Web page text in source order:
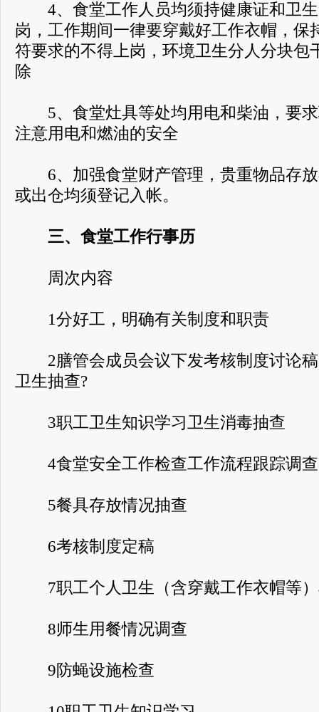
4、食堂工作人员均须持健康证和卫生
岗，工作期间一律要穿戴好工作衣帽，保
符要求的不得上岗，环境卫生分人分块包
除
5、食堂灶具等处均用电和柴油，要求
注意用电和燃油的安全
6、加强食堂财产管理，贵重物品存放
或出仓均须登记入帐。
三、食堂工作行事历
周次内容
1分好工，明确有关制度和职责
2膳管会成员会议下发考核制度讨论稿
卫生抽查?
3职工卫生知识学习卫生消毒抽查
4食堂安全工作检查工作流程跟踪调查
5餐具存放情况抽查
6考核制度定稿
7职工个人卫生（含穿戴工作衣帽等）
8师生用餐情况调查
9防蝇设施检查